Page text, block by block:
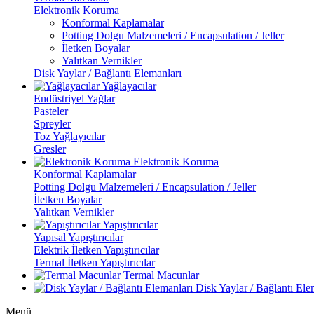
Elektronik Koruma
Konformal Kaplamalar
Potting Dolgu Malzemeleri / Encapsulation / Jeller
İletken Boyalar
Yalıtkan Vernikler
Disk Yaylar / Bağlantı Elemanları
Yağlayacılar
Endüstriyel Yağlar
Pasteler
Spreyler
Toz Yağlayıcılar
Gresler
Elektronik Koruma
Konformal Kaplamalar
Potting Dolgu Malzemeleri / Encapsulation / Jeller
İletken Boyalar
Yalıtkan Vernikler
Yapıştırıcılar
Yapısal Yapıştırıcılar
Elektrik İletken Yapıştırıcılar
Termal İletken Yapıştırıcılar
Termal Macunlar
Disk Yaylar / Bağlantı
Menü